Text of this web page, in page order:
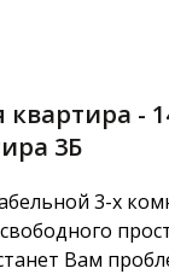
-
3Б
3-х
Вам